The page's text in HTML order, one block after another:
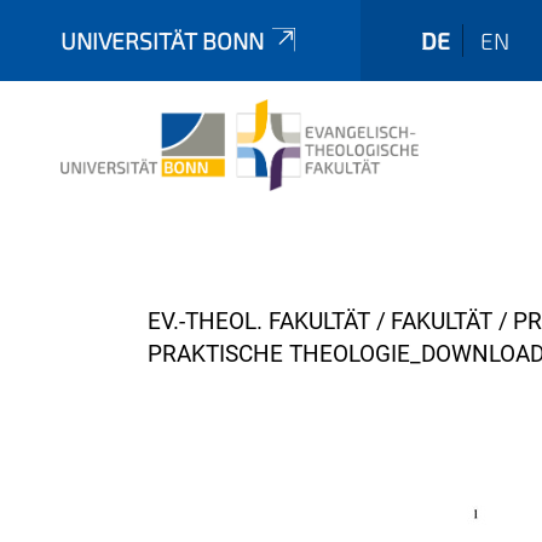
UNIVERSITÄT BONN DE EN
Y
o
EV.-THEOL. FAKULTÄT FAKULTÄT
PRAKTISCHE